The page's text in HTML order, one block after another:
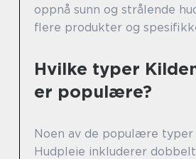
oppnå sunn og strålende
flere produkter og
Hvilke typer
er populære?
Noen av de populære typer
Hudpleie inkluderer